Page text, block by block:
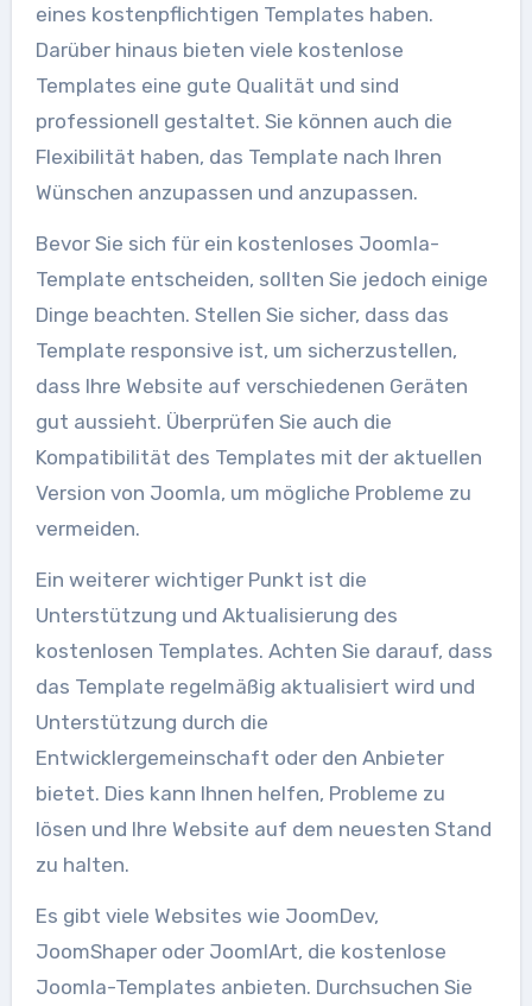
eines kostenpflichtigen Templates haben.
Darüber hinaus bieten viele kostenlose
Templates eine gute Qualität und sind
professionell gestaltet. Sie können auch die
Flexibilität haben, das Template nach Ihren
Wünschen anzupassen und anzupassen.
Bevor Sie sich für ein kostenloses Joomla-
Template entscheiden, sollten Sie jedoch einige
Dinge beachten. Stellen Sie sicher, dass das
Template responsive ist, um sicherzustellen,
dass Ihre Website auf verschiedenen Geräten
gut aussieht. Überprüfen Sie auch die
Kompatibilität des Templates mit der aktuellen
Version von Joomla, um mögliche Probleme zu
vermeiden.
Ein weiterer wichtiger Punkt ist die
Unterstützung und Aktualisierung des
kostenlosen Templates. Achten Sie darauf, dass
das Template regelmäßig aktualisiert wird und
Unterstützung durch die
Entwicklergemeinschaft oder den Anbieter
bietet. Dies kann Ihnen helfen, Probleme zu
lösen und Ihre Website auf dem neuesten Stand
zu halten.
Es gibt viele Websites wie JoomDev,
JoomShaper oder JoomlArt, die kostenlose
Joomla-Templates anbieten. Durchsuchen Sie